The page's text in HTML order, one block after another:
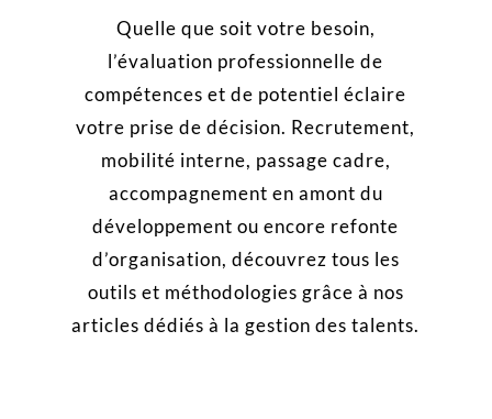
Quelle que soit votre besoin,
l’évaluation professionnelle de
compétences et de potentiel éclaire
votre prise de décision. Recrutement,
mobilité interne, passage cadre,
accompagnement en amont du
développement ou encore refonte
d’organisation, découvrez tous les
outils et méthodologies grâce à nos
articles dédiés à la gestion des talents.